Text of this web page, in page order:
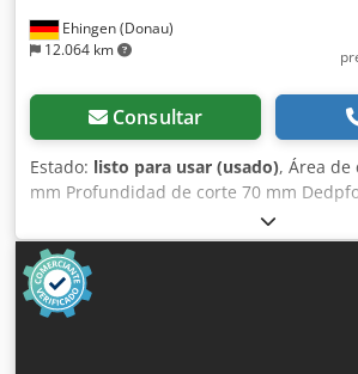
Ehingen (Donau)
12.064 km
Consultar
Estado: listo para usar (usado), Área de
mm Profundidad de corte 70 mm
Avance manual Parrilla de evacuación
Dimensiones exteriores (L x A x H)
3010 mm